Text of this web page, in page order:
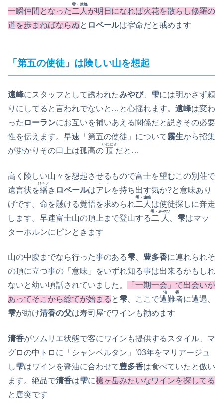
一瞬仲間となった 二人
雫・遠峰
が明日になれば火花を散らし修羅の
道を歩まねばならぬと ロベールは宿命だと戒めます
「第五の使徒」は険しい山を想起
遠峰にスタッフとして誘われたみやび、 雫には明かさず頼
りにしてると言われでないと…と心揺れます。 遠峰は変わ
った ローランにお互いを補いあえる関係だと説きその必要
性を伝えます。早速「第五の使徒」について霧生から招集
が掛かりその口上は孤高の 頂
いただき
だと…
高く険しい山々を想起させるもので富士を望むこの別荘で
遺言状を繙
ひもと
き ロベールはアレ
・・
を持ち出す気か?と意味あり
げです。命を懸ける覚悟を求められ二人
雫・遠峰
は使徒探しに奔走
します。早速富士山の頂上まで登山する 二人
雫・みやび
雫はマッ
ターホルンにピンときます
山の中腹までなら行った事のある雫 豊多香に連れられそ
の頂に立つ事の「意味」をいずれ知る事は出来るかもしれ
ないと幼い頃話されていました。
「一期一会」で出会いが
あってそこから総てが始まる と 雫 、ここで遭難者
清香
に遭遇、
雫が助け清香の父は寿司屋でワインも勧めます
清香がソムリエ状態で客にワインも提供するスタイル、マ
グロの中トロに「シャンベルタン」’03年をマリアージュ
し雫はワインを醤油に合わせて豊多香は食べていたと倣い
ます。絶品で清香は雫に槍ヶ岳みたいなワインを探してる
と唐突です